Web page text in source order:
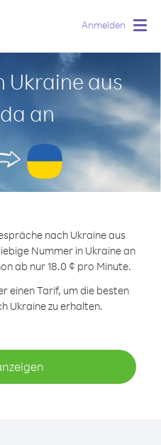
Anmelden
Ukraine aus
an
nach Ukraine aus
Nummer in Ukraine an
ab nur 18.0 ¢ pro Minute.
einen Tarif, um die besten
Ukraine zu erhalten.